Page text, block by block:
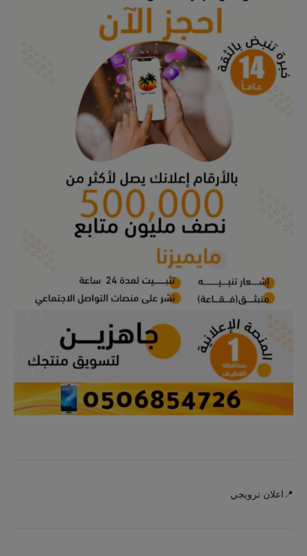
📍اعلان ترويجي